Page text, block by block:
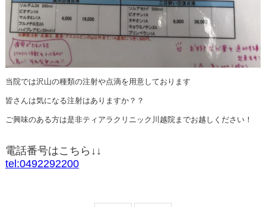
当院では沢山の種類の注射や点滴を用意しております
皆さんは気になる注射はありますか？？
ご興味のある方は是非ティアラクリニック川越院までお越しください！
電話番号はこちら↓↓
tel:0492292200